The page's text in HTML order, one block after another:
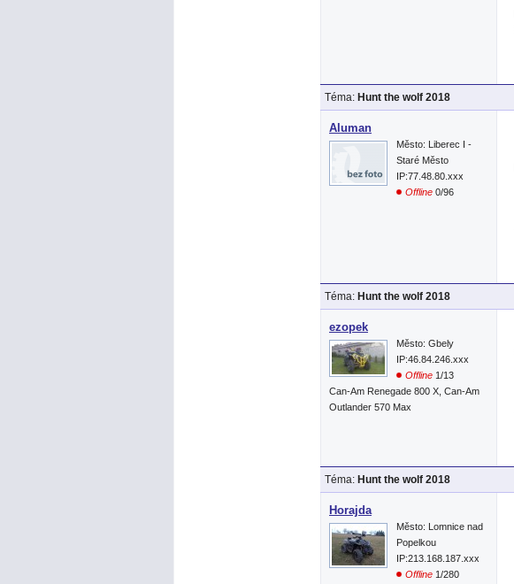
Téma: Hunt the wolf 2018
Aluman
Město: Liberec I -
Staré Město
IP:77.48.80.xxx
Offline 0/96
Téma: Hunt the wolf 2018
ezopek
Město: Gbely
IP:46.84.246.xxx
Offline 1/13
Can-Am Renegade 800 X, Can-Am
Outlander 570 Max
Téma: Hunt the wolf 2018
Horajda
Město: Lomnice nad
Popelkou
IP:213.168.187.xxx
Offline 1/280